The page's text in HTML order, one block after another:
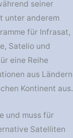
seiner
unter anderem
für Infrasat,
Satelio und
eine Reihe
aus Ländern
Kontinent aus.
und muss für
Satelliten